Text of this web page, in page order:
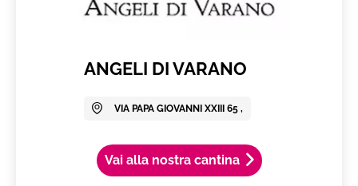
ANGELI DI VARANO
VIA PAPA GIOVANNI XXIII 65 ,
Vai alla nostra cantina